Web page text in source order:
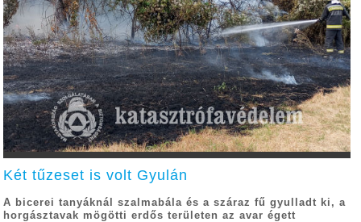
Két tűzeset is volt Gyulán
A bicerei tanyáknál szalmabála és a száraz fű gyulladt ki, a
horgásztavak mögötti erdős területen az avar égett